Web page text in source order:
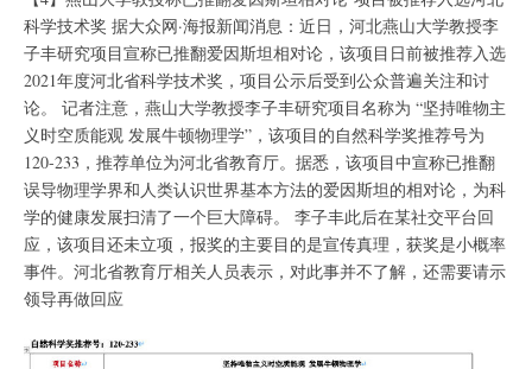
科学技术奖 据大众网·海报新闻消息：近日，河北燕山大学教授李
子丰研究项目宣称已推翻爱因斯坦相对论，该项目日前被推荐入选
2021年度河北省科学技术奖，项目公示后受到公众普遍关注和讨
论。 记者注意，燕山大学教授李子丰研究项目名称为 “坚持唯物主
义时空质能观 发展牛顿物理学”，该项目的自然科学奖推荐号为
120-233，推荐单位为河北省教育厅。据悉，该项目中宣称已推翻
误导物理学界和人类认识世界基本方法的爱因斯坦的相对论，为科
学的健康发展扫清了一个巨大障碍。 李子丰此后在某社交平台回
应，该项目还未立项，报奖的主要目的是宣传真理，获奖是小概率
事件。河北省教育厅相关人员表示，对此事并不了解，还需要请示
领导再做回应